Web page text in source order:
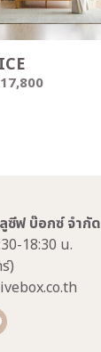
ซีฟ บ๊อกซ์ จำกัด
18:30 น.
)